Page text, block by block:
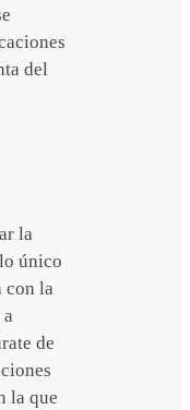
del
la
único
con la
de
la que